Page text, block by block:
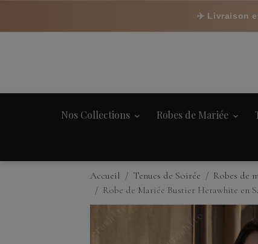
✈️ Livraison
Nos Collections Robes de Mariée
Accueil Tenues de Soirée Robes de
Robe de Mariée Bustier Herawhite en